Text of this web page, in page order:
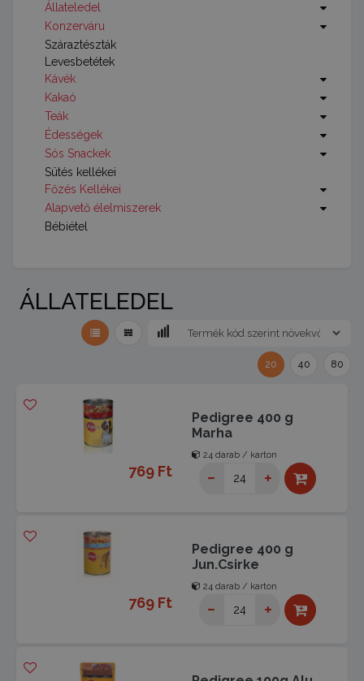
Állateledel
Konzerváru
Száraztészták
Levesbetétek
Kávék
Kakaó
Teák
Édességek
Sós Snackek
Sütés kellékei
Főzés Kellékei
Alapvető élelmiszerek
Bébiétel
ÁLLATELEDEL
20 40 80
Pedigree 400 g
Marha
24 darab / karton
769 Ft
Pedigree 400 g
Jun.Csirke
24 darab / karton
769 Ft